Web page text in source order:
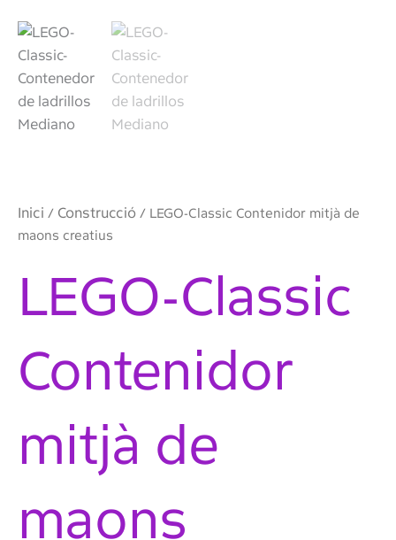
Inici / Construcció / LEGO-Classic Contenidor mitjà de
maons creatius
LEGO-Classic
Contenidor
mitjà de
maons